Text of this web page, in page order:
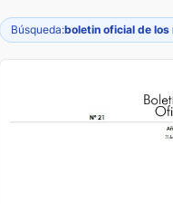
Búsqueda:boletin oficial de los